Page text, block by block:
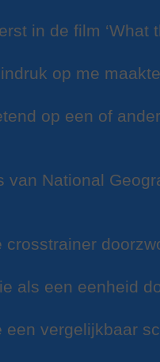
in de film ‘What
op me
op een of
van National
crosstrainer
als een eenheid
een vergelijkbaar